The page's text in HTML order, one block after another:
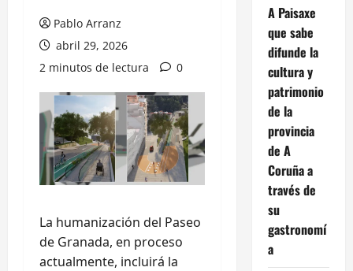
Pablo Arranz
abril 29, 2026
2 minutos de lectura
0
La humanización del Paseo
de Granada, en proceso
actualmente, incluirá la
A Paisaxe
que sabe
difunde la
cultura y
patrimonio
de la
provincia
de A
Coruña a
través de
su
gastronomí
a